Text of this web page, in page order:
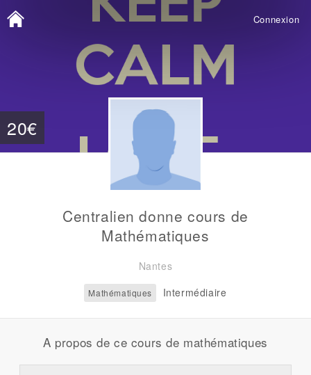
Connexion
20€
Centralien donne cours de
Mathématiques
Nantes
Mathématiques Intermédiaire
A propos de ce cours de mathématiques